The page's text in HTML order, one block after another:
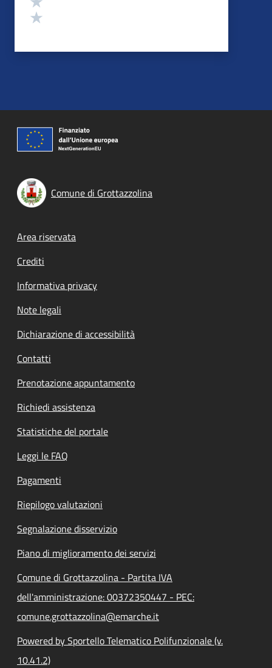
Comune di Grottazzolina
Footer menu
Area riservata
Crediti
Informativa privacy
Note legali
Dichiarazione di accessibilità
Contatti
Prenotazione appuntamento
Richiedi assistenza
Statistiche del portale
Leggi le FAQ
Pagamenti
Riepilogo valutazioni
Segnalazione disservizio
Piano di miglioramento dei servizi
Comune di Grottazzolina - Partita IVA
dell'amministrazione: 00372350447 - PEC:
comune.grottazzolina@emarche.it
Powered by Sportello Telematico Polifunzionale (v.
10.41.2)